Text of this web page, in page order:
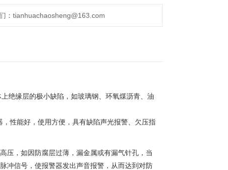
：tianhuachaosheng@163.com
绝缘层的极小缺陷，如玻璃钢、环氧煤沥青、油
性能好，使用方便，具有缺陷声光报警、欠压指
压，如因防腐层过薄，漏金属或有漏气针孔，当
冲信号，使报警器发出声音报警，从而达到对防